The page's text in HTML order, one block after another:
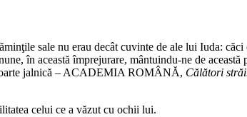
sale nu erau decât cuvinte de ale lui Iuda:
în această împrejurare, mântuindu-ne de
jalnică – ACADEMIA ROMÂNĂ, Călători
celui ce a văzut cu ochii lui.